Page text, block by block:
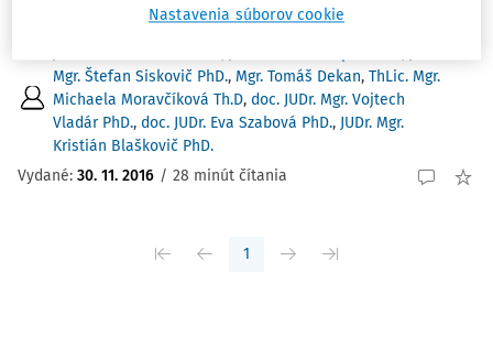
právne otázky náboženskej...
Mgr. Štefan Siskovič PhD., Mgr. Tomáš Dekan, ThLic. Mgr.
Michaela Moravčíková Th.D, doc. JUDr. Mgr. Vojtech
Vladár PhD., doc. JUDr. Eva Szabová PhD., JUDr. Mgr.
Kristián Blaškovič PhD.
Vydané: 30. 11. 2016 / 28 minút čítania
1
Nastavenia súborov cookie